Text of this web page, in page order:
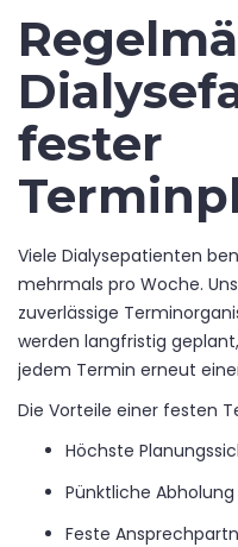
fester
Viele Dialysepatienten
mehrmals pro Woche.
zuverlässige
werden langfristig
jedem Termin erneut
Die Vorteile einer festen
Höchste
Pünktliche Abholung
Feste